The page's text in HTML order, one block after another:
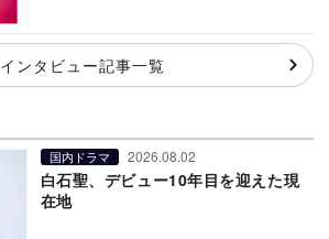
インタビュー記事一覧
国内ドラマ 2026.08.02
白石聖、デビュー10年目を迎えた現
在地